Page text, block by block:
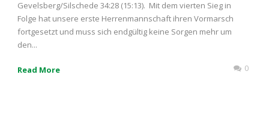
Gevelsberg/Silschede 34:28 (15:13). Mit dem vierten Sieg in
Folge hat unsere erste Herrenmannschaft ihren Vormarsch
fortgesetzt und muss sich endgültig keine Sorgen mehr um
den...
Read More 0